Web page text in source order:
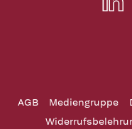
AGB Mediengruppe